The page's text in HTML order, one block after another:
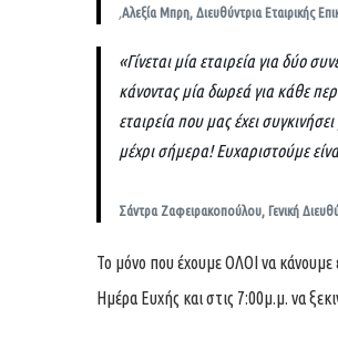
,Αλεξία Μπρη, Διευθύντρια Εταιρικής
«Γίνεται μία εταιρεία για δύο
κάνοντας μία δωρεά για κάθε
εταιρεία που μας έχει
μέχρι σήμερα! Ευχαριστούμε
Σάντρα Ζαφειρακοπούλου, Γενική
Το μόνο που έχουμε ΟΛΟΙ να κάνουμε
Ημέρα Ευχής και στις 7:00μ.μ. να